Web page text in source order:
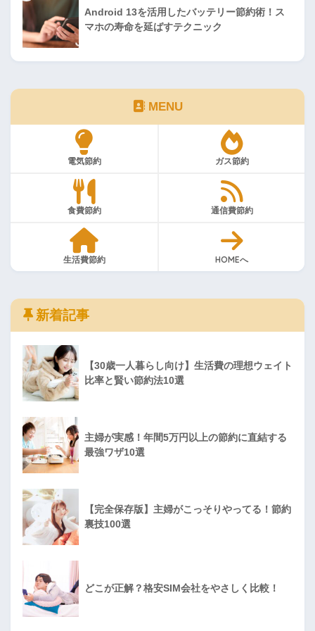
Android 13を活用したバッテリー節約術！ス
マホの寿命を延ばすテクニック
MENU
電気節約 ガス節約
食費節約 通信費節約
生活費節約 HOMEへ
新着記事
【30歳一人暮らし向け】生活費の理想ウェイト
比率と賢い節約法10選
主婦が実感！年間5万円以上の節約に直結する
最強ワザ10選
【完全保存版】主婦がこっそりやってる！節約
裏技100選
どこが正解？格安SIM会社をやさしく比較！